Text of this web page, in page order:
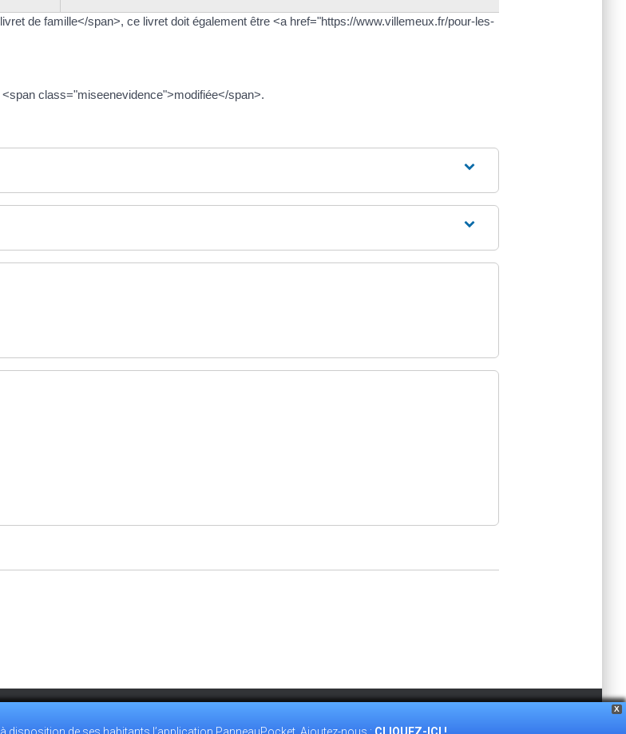
de famille</span>, ce livret doit également être <a href="https://www.villemeux.fr/pour-les-
class="miseenevidence">modifiée</span>.
POLITIQUE DE CONFIDENTIALITÉ
X